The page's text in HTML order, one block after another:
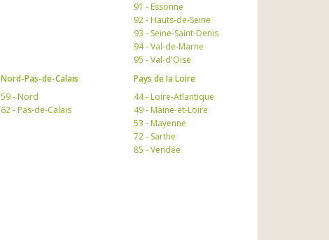
91 - Essonne
92 - Hauts-de-Seine
93 - Seine-Saint-Denis
94 - Val-de-Marne
95 - Val-d'Oise
Nord-Pas-de-Calais
59 - Nord
62 - Pas-de-Calais
Pays de la Loire
44 - Loire-Atlantique
49 - Maine-et-Loire
53 - Mayenne
72 - Sarthe
85 - Vendée